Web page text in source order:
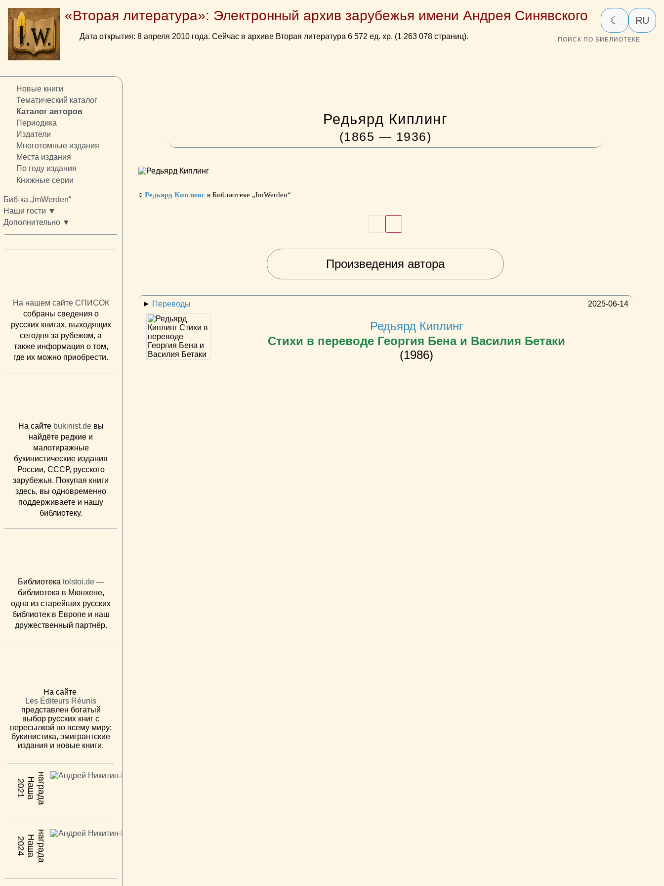
«Вторая литература»: Электронный архив зарубежья имени Андрея Синявского
Дата открытия: 8 апреля 2010 года. Сейчас в архиве Вторая литература 6 572 ед. хр. (1 263 078 страниц).
☾ RU
ПОИСК ПО БИБЛИОТЕКЕ
Новые книги
Тематический каталог
Каталог авторов
Периодика
Издатели
Многотомные издания
Места издания
По году издания
Книжные серии
Биб-ка „ImWerden“
Наши гости ▼
Дополнительно ▼
На нашем сайте СПИСОК
собраны сведения о
русских книгах, выходящих
сегодня за рубежом, а
также информация о том,
где их можно приобрести.
На сайте bukinist.deвы
найдёте редкие и
малотиражные
букинистические издания
России, СССР, русского
зарубежья. Покупая книги
здесь, вы одновременно
поддерживаете и нашу
библиотеку.
Библиотека tolstoi.de—
библиотека в Мюнхене,
одна из старейших русских
библиотек в Европе и наш
дружественный партнёр.
На сайте
Les Éditeurs Réunis
представлен богатый
выбор русских книг с
пересылкой по всему миру:
букинистика, эмигрантские
издания и новые книги.
2021 Н
а
ш
ан
а
г
р
а
да
2024 Н
а
ш
ан
а
г
р
а
да
Редьярд Киплинг
(1865 — 1936)
○ Редьярд Киплинг в Библиотеке „ImWerden“
Произведения автора
► Переводы 2025-06-14
Редьярд Киплинг
Стихи в переводе Георгия Бена и Василия Бетаки
(1986)